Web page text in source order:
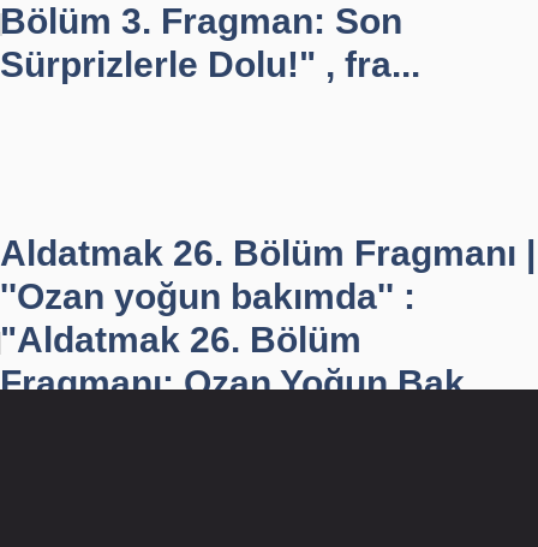
Bölüm 3. Fragman: Son
Sürprizlerle Dolu!" , fra...
Aldatmak 26. Bölüm Fragmanı |
''Ozan yoğun bakımda'' :
"Aldatmak 26. Bölüm
Fragmanı: Ozan Yoğun Bak...